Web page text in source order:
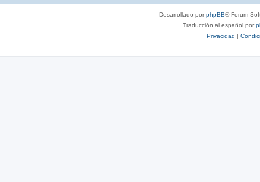
Desarrollado porphpBB® Forum
Traducción al español por
Privacidad |